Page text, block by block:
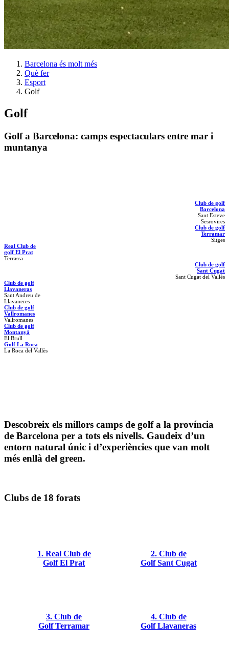
Barcelona és molt més
Què fer
Esport
Golf
Golf
Golf a Barcelona: camps espectaculars entre mar i
muntanya
Club de golf
Barcelona
Sant Esteve
Sesrovires
Club de golf
Terramar
Sitges
Real Club de
golf El Prat
Terrassa
Club de golf
Sant Cugat
Sant Cugat del Vallès
Club de golf
Llavaneras
Sant Andreu de
Llavaneres
Club de golf
Vallromanes
Vallromanes
Club de golf
Montanyà
El Brull
Golf La Roca
La Roca del Vallès
Descobreix els millors camps de golf a la província
de Barcelona per a tots els nivells. Gaudeix d’un
entorn natural únic i d’experiències que van molt
més enllà del green.
Clubs de 18 forats
1. Real Club de
Golf El Prat
2. Club de
Golf Sant Cugat
3. Club de
Golf Terramar
4. Club de
Golf Llavaneras